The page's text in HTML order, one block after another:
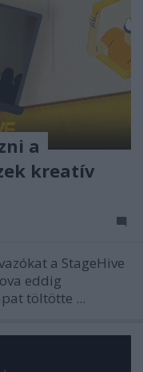
a
kreatív
a StageHive
eddig
töltötte ...